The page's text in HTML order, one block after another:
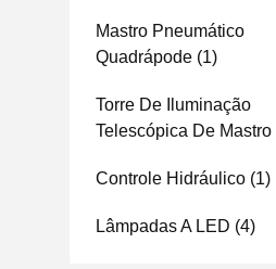
Mastro Pneumático
Quadrápode (1)
Torre De Iluminação
Telescópica De Mastro
Controle Hidráulico (1)
Lâmpadas A LED (4)